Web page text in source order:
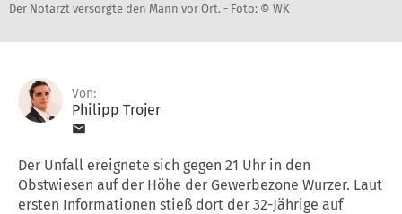
Der Notarzt versorgte den Mann vor Ort. - Foto: © WK
Von:
Philipp Trojer
Der Unfall ereignete sich gegen 21 Uhr in den
Obstwiesen auf der Höhe der Gewerbezone Wurzer. Laut
ersten Informationen stieß dort der 32-Jährige auf